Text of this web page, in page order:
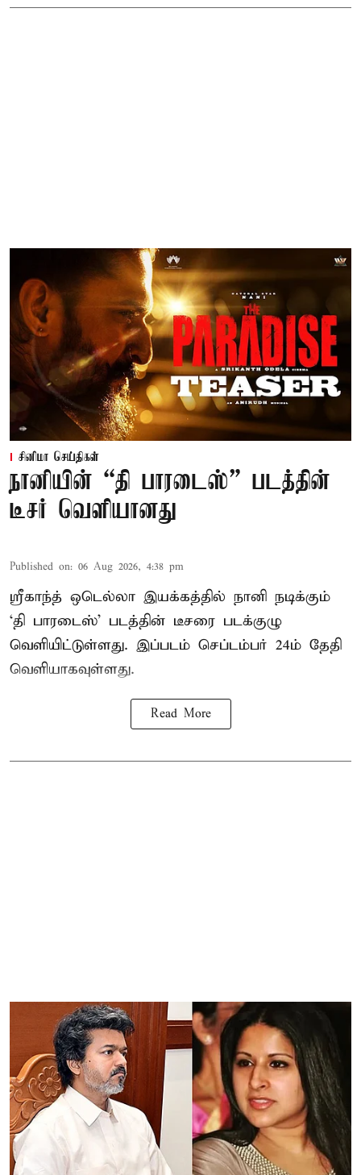
சினிமா செய்திகள்
நானியின் “தி பாரடைஸ்” படத்தின்
டீசர் வெளியானது
Published on: 06 Aug 2026, 4:38 pm
ஸ்ரீகாந்த் ஒடெல்லா இயக்கத்தில் நானி நடிக்கும்
‘தி பாரடைஸ்’ படத்தின் டீசரை படக்குழு
வெளியிட்டுள்ளது. இப்படம் செப்டம்பர் 24ம் தேதி
வெளியாகவுள்ளது.
Read More